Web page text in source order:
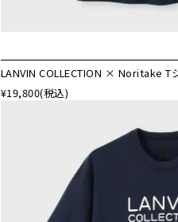
LANVIN COLLECTION × Noritake
¥19,800(税込)